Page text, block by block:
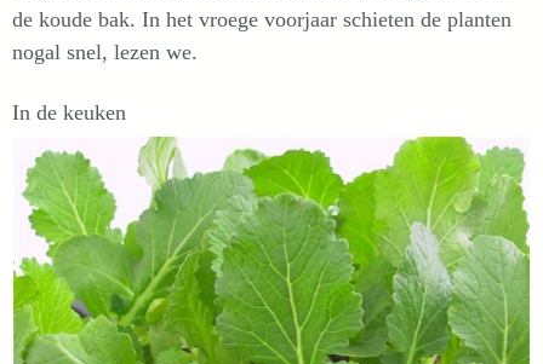
de koude bak. In het vroege voorjaar schieten de planten
nogal snel, lezen we.
In de keuken